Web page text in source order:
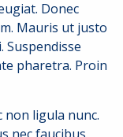
Donec
Mauris ut justo
pharetra. Proin
non ligula nunc.